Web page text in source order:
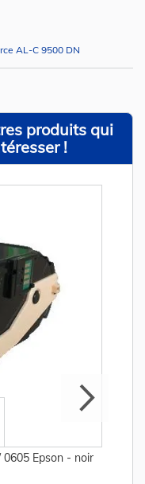
AL-C 9500 DN
produits qui
!
Epson - noir